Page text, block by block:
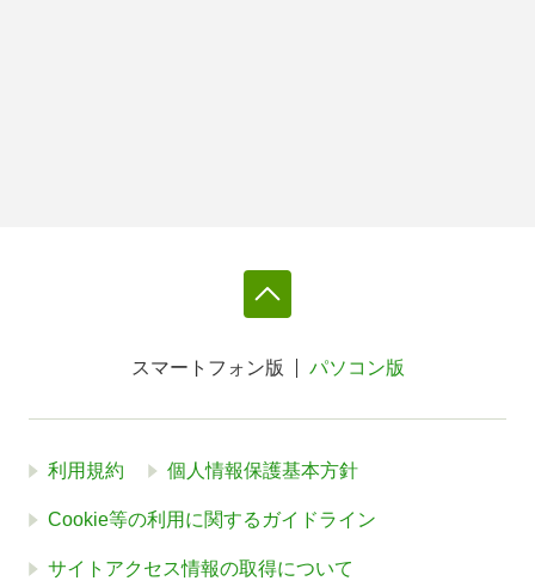
スマートフォン版 パソコン版
利用規約 個人情報保護基本方針
Cookie等の利用に関するガイドライン
サイトアクセス情報の取得について